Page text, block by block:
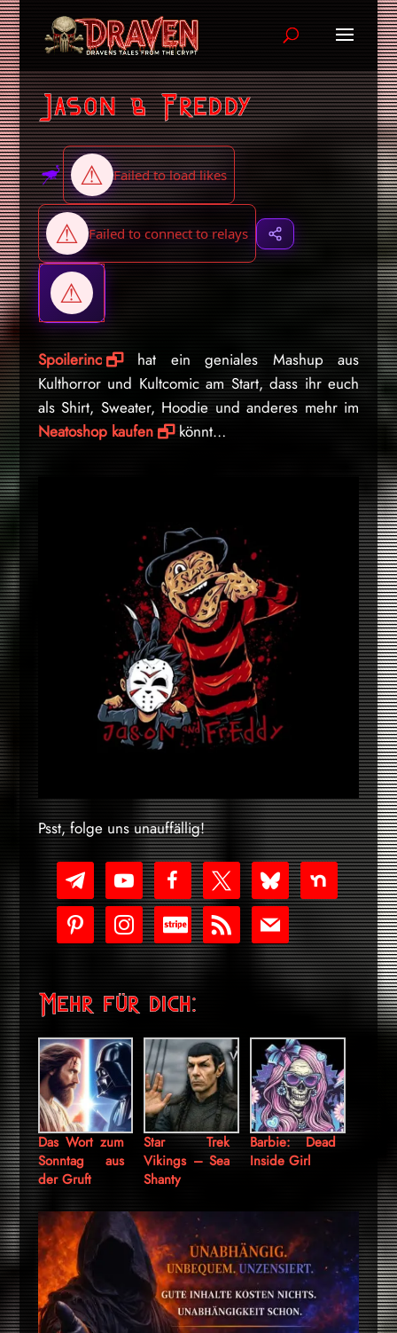
Jason & Freddy
Spoilerinc
hat ein geniales Mashup aus
Kulthorror und Kultcomic am Start, dass ihr euch
als Shirt, Sweater, Hoodie und anderes mehr im
Neatoshop kaufen
könnt…
Psst, folge uns unauffällig!
telegram
youtube-
play
facebookx blueskynextdoor
pinterest instagram
cc-
stripe
rss mail
Mehr für dich:
Das Wort zum
Sonntag aus
der Gruft
Star Trek
Vikings – Sea
Shanty
Barbie: Dead
Inside Girl